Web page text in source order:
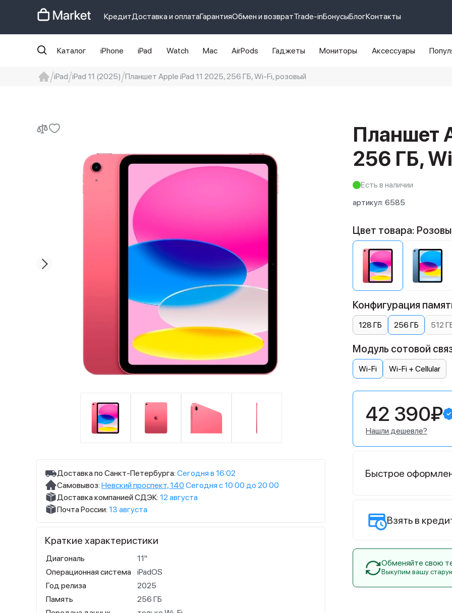
КредитДоставка и оплатаГарантияОбмен и возвратTrade-inБонусыБлогКонтакты
Каталог iPhone iPad Watch Mac AirPods Гаджеты Мониторы Аксессуары
iPad iPad 11 (2025) Планшет Apple iPad 11 2025, 256 ГБ, Wi-Fi, розовый
Планшет
256 ГБ,
Есть в наличии
артикул: 6585
Доставка по Санкт-Петербурга: Сегодня в 16:02
Самовывоз: Невский проспект, 140 Сегодня с 10:00 до 20:00
Доставка компанией СДЭК: 12 августа
Почта России: 13 августа
Краткие характеристики
Диагональ
11"
Операционная система
iPadOS
Год релиза
2025
Память
256 ГБ
Цвет товара:
Конфигурация
128 ГБ 256 ГБ 512
Модуль сотовой
Wi-Fi Wi-Fi + Cellular
42 390₽
Нашли дешевле?
Быстрое
Взять в
Обменяйте свою
Выкупим вашу